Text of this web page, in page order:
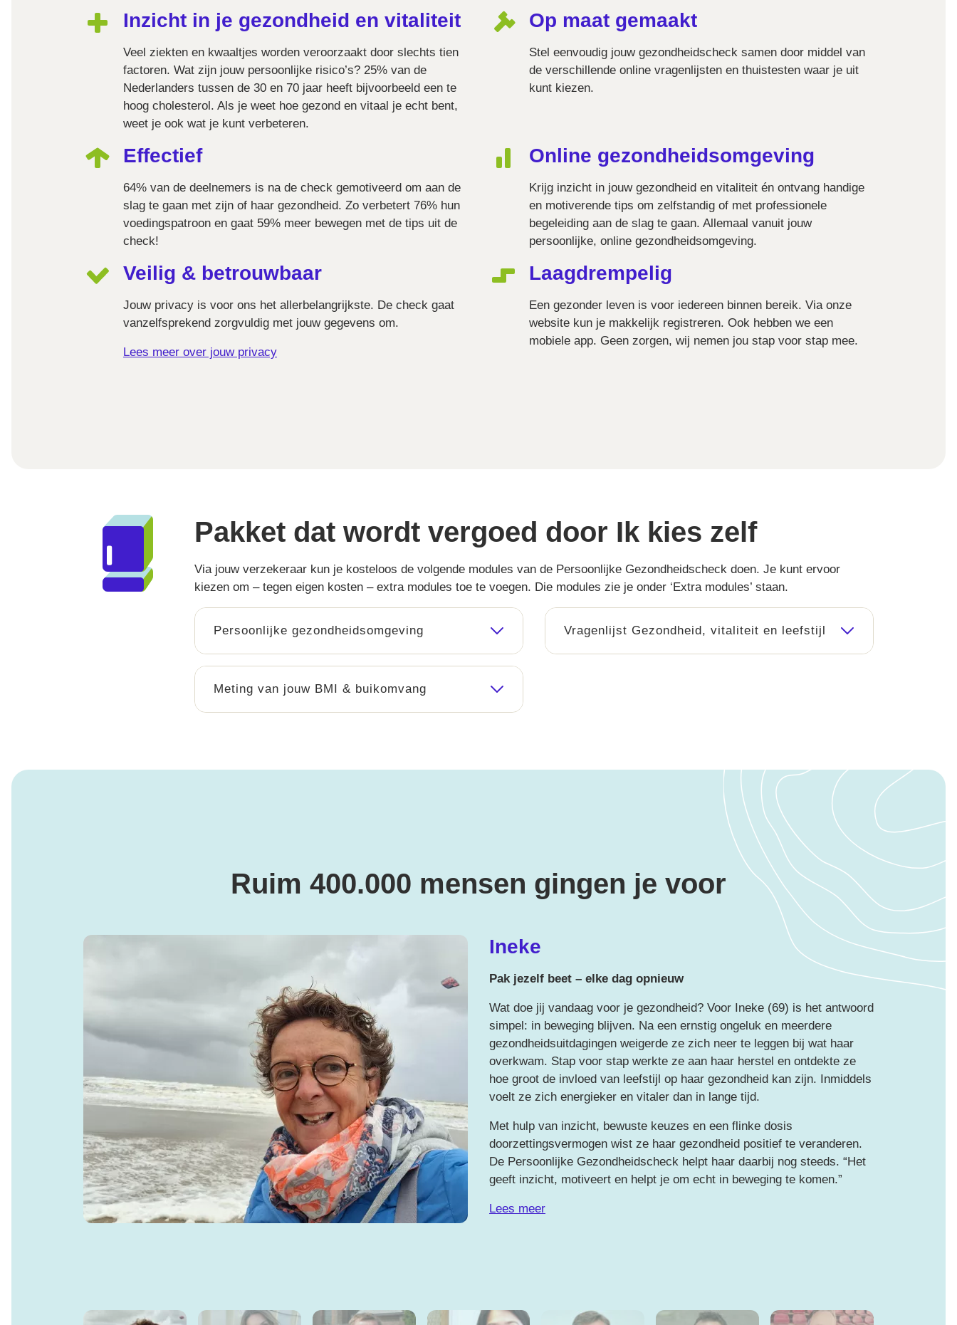
Inzicht in je gezondheid en vitaliteit
Veel ziekten en kwaaltjes worden veroorzaakt door slechts tien
factoren. Wat zijn jouw persoonlijke risico’s? 25% van de
Nederlanders tussen de 30 en 70 jaar heeft bijvoorbeeld een te
hoog cholesterol. Als je weet hoe gezond en vitaal je echt bent,
weet je ook wat je kunt verbeteren.
Op maat gemaakt
Stel eenvoudig jouw gezondheidscheck samen door middel van
de verschillende online vragenlijsten en thuistesten waar je uit
kunt kiezen.
Effectief
64% van de deelnemers is na de check gemotiveerd om aan de
slag te gaan met zijn of haar gezondheid. Zo verbetert 76% hun
voedingspatroon en gaat 59% meer bewegen met de tips uit de
check!
Online gezondheidsomgeving
Krijg inzicht in jouw gezondheid en vitaliteit én ontvang handige
en motiverende tips om zelfstandig of met professionele
begeleiding aan de slag te gaan. Allemaal vanuit jouw
persoonlijke, online gezondheidsomgeving.
Veilig & betrouwbaar
Jouw privacy is voor ons het allerbelangrijkste. De check gaat
vanzelfsprekend zorgvuldig met jouw gegevens om.
Lees meer over jouw privacy
Laagdrempelig
Een gezonder leven is voor iedereen binnen bereik. Via onze
website kun je makkelijk registreren. Ook hebben we een
mobiele app. Geen zorgen, wij nemen jou stap voor stap mee.
Pakket dat wordt vergoed door Ik kies zelf
Via jouw verzekeraar kun je kosteloos de volgende modules van de Persoonlijke Gezondheidscheck doen. Je kunt ervoor
kiezen om – tegen eigen kosten – extra modules toe te voegen. Die modules zie je onder ‘Extra modules’ staan.
Persoonlijke gezondheidsomgeving Vragenlijst Gezondheid, vitaliteit en leefstijl
Meting van jouw BMI & buikomvang
Ruim 400.000 mensen gingen je voor
Ineke
Pak jezelf beet – elke dag opnieuw
Wat doe jij vandaag voor je gezondheid? Voor Ineke (69) is het antwoord
simpel: in beweging blijven. Na een ernstig ongeluk en meerdere
gezondheidsuitdagingen weigerde ze zich neer te leggen bij wat haar
overkwam. Stap voor stap werkte ze aan haar herstel en ontdekte ze
hoe groot de invloed van leefstijl op haar gezondheid kan zijn. Inmiddels
voelt ze zich energieker en vitaler dan in lange tijd.
Met hulp van inzicht, bewuste keuzes en een flinke dosis
doorzettingsvermogen wist ze haar gezondheid positief te veranderen.
De Persoonlijke Gezondheidscheck helpt haar daarbij nog steeds. “Het
geeft inzicht, motiveert en helpt je om echt in beweging te komen.”
Lees meer